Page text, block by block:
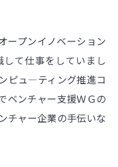
ープンイノベーション
て仕事をしていまし
ピュ―ティング推進コ
ベンチャー支援ＷＧの
チャー企業の手伝いな